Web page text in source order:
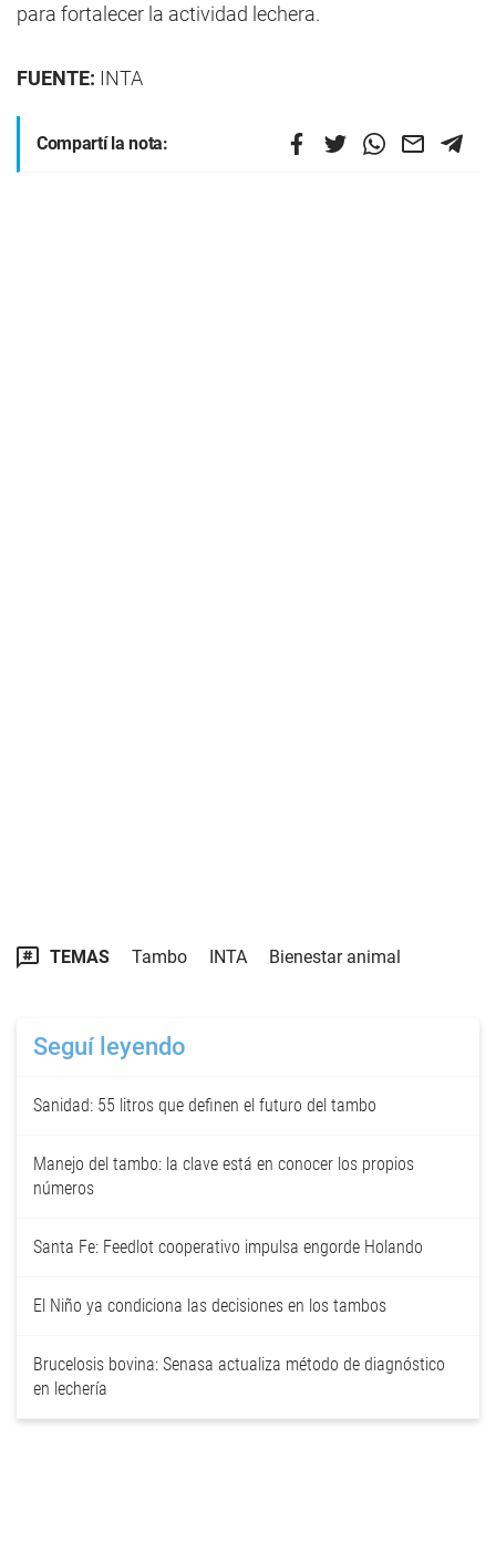
para fortalecer la actividad lechera.
FUENTE: INTA
Compartí la nota:
TEMAS Tambo INTA Bienestar animal
Seguí leyendo
Sanidad: 55 litros que definen el futuro del tambo
Manejo del tambo: la clave está en conocer los propios
números
Santa Fe: Feedlot cooperativo impulsa engorde Holando
El Niño ya condiciona las decisiones en los tambos
Brucelosis bovina: Senasa actualiza método de diagnóstico
en lechería